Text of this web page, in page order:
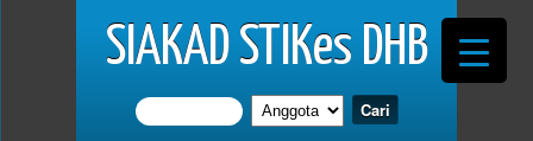
SIAKAD STIKes DHB